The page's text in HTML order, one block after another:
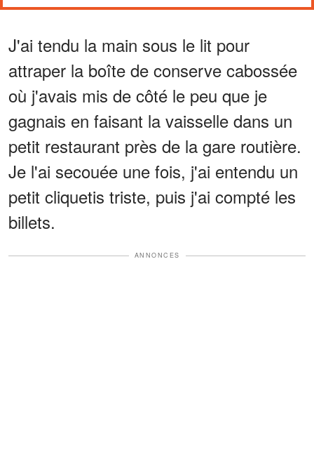
J'ai tendu la main sous le lit pour
attraper la boîte de conserve cabossée
où j'avais mis de côté le peu que je
gagnais en faisant la vaisselle dans un
petit restaurant près de la gare routière.
Je l'ai secouée une fois, j'ai entendu un
petit cliquetis triste, puis j'ai compté les
billets.
ANNONCES